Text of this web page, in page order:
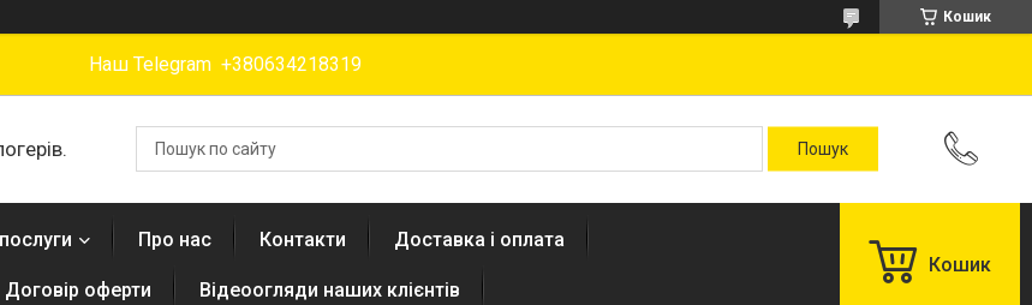
Кошик
Наш Telegram +380634218319
Про нас Контакти Доставка і оплата
Договір оферти Відеоогляди наших клієнтів
Кошик